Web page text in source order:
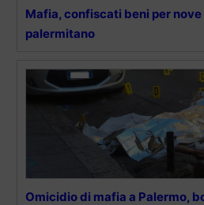
Mafia, confiscati beni per nove
palermitano
Omicidio di mafia a Palermo,